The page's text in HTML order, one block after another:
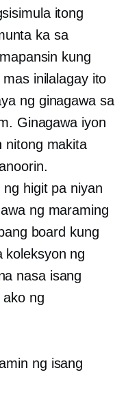
itong
ka sa
kung
inilalagay ito
ng ginagawa sa
Ginagawa iyon
nitong makita
higit pa niyan
ng maraming
board kung
koleksyon ng
nasa isang
ng
ng isang